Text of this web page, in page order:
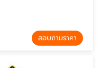
สอบถามราคา